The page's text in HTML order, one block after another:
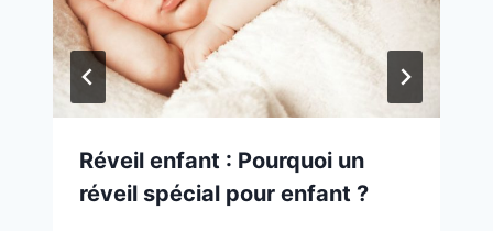
Réveil enfant : Pourquoi un
réveil spécial pour enfant ?